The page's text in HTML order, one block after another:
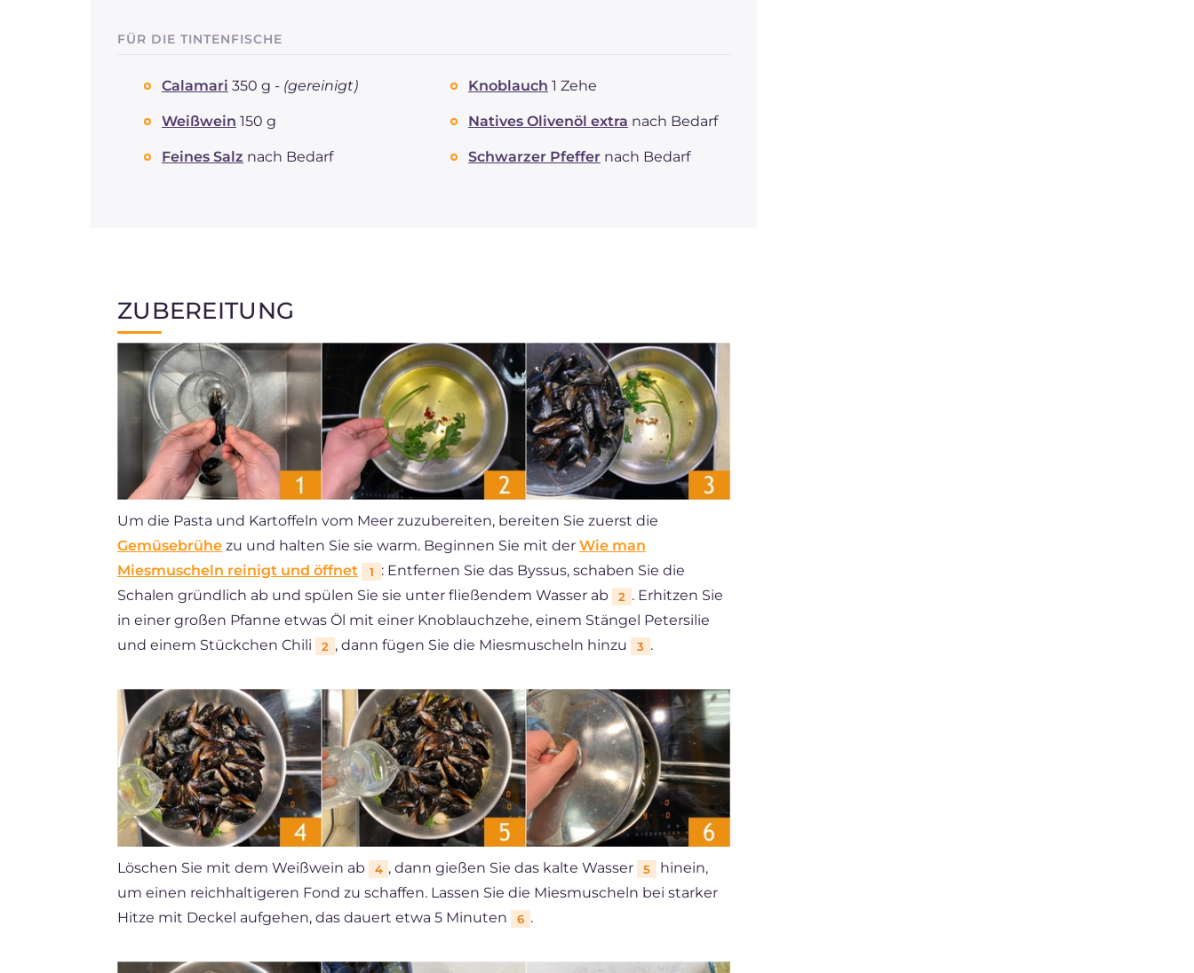
FÜR DIE TINTENFISCHE
Calamari 350 g - (gereinigt) Knoblauch 1 Zehe
Weißwein 150 g Natives Olivenöl extra nach Bedarf
Feines Salz nach Bedarf Schwarzer Pfeffer nach Bedarf
ZUBEREITUNG
Um die Pasta und Kartoffeln vom Meer zuzubereiten, bereiten Sie zuerst die
Gemüsebrühe zu und halten Sie sie warm. Beginnen Sie mit der Wie man
Miesmuscheln reinigt und öffnet
1
: Entfernen Sie das Byssus, schaben Sie die
Schalen gründlich ab und spülen Sie sie unter fließendem Wasser ab
2 . Erhitzen Sie
in einer großen Pfanne etwas Öl mit einer Knoblauchzehe, einem Stängel Petersilie
und einem Stückchen Chili
2 , dann fügen Sie die Miesmuscheln hinzu 3 .
Löschen Sie mit dem Weißwein ab 4 , dann gießen Sie das kalte Wasser 5
hinein,
um einen reichhaltigeren Fond zu schaffen. Lassen Sie die Miesmuscheln bei starker
Hitze mit Deckel aufgehen, das dauert etwa 5 Minuten
6 .